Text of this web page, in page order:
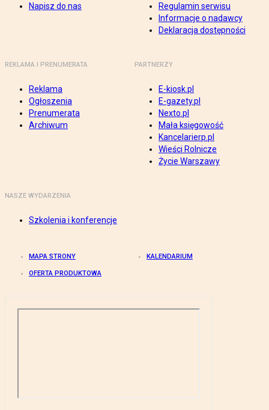
Napisz do nas
Regulamin serwisu
Informacje o nadawcy
Deklaracja dostępności
REKLAMA I PRENUMERATA
Reklama
Ogłoszenia
Prenumerata
Archiwum
PARTNERZY
E-kiosk.pl
E-gazety.pl
Nexto.pl
Mała księgowość
Kancelarierp.pl
Wieści Rolnicze
Życie Warszawy
NASZE WYDARZENIA
Szkolenia i konferencje
MAPA STRONY KALENDARIUM
OFERTA PRODUKTOWA